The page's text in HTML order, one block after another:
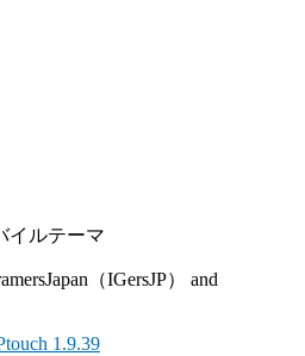
イルテーマ
（IGersJP） and
1.9.39